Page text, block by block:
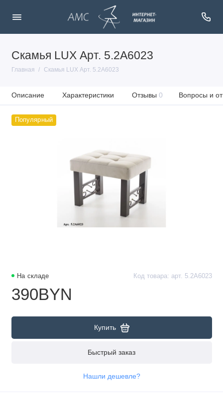
Скамья LUX Арт. 5.2А6023
Главная Скамья LUX Арт. 5.2А6023
Описание Характеристики Отзывы 0 Вопросы и
Популярный
На складе Код товара: арт. 5.2А6023
390BYN
Купить
Быстрый заказ
Нашли дешевле?